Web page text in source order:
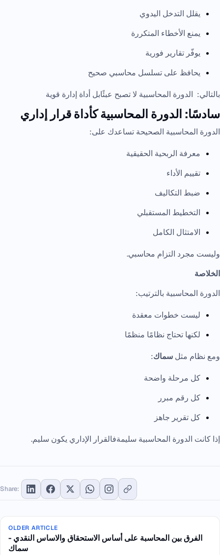
يقلل التدخل اليدوي
يمنع الأخطاء المتكررة
يوفّر تقارير فورية
يحافظ على تسلسل محاسبي صحيح
بالتالي: الدورة المحاسبية لا تصبح عبئًابل أداة إدارة قوية
سادسًا: الدورة المحاسبية كأداة قرار إداري
الدورة المحاسبية الصحيحة تساعدك على:
معرفة الربحية الحقيقية
تقييم الأداء
ضبط التكاليف
التخطيط المستقبلي
الامتثال الكامل
وليست مجرد التزام محاسبي.
الخلاصة
الدورة المحاسبية بالترتيب:
ليست خطوات معقدة
لكنها تحتاج نظامًا منظمًا
ومع نظام مثل سماك:
كل مرحلة واضحة
كل رقم مبرر
كل تقرير جاهز
إذا كانت الدورة المحاسبية سليمةفالقرار الإداري يكون سليم.
Share:
OLDER ARTICLE
الفرق بين المحاسبة على أساس الاستحقاق والاساس النقدي -
سماك